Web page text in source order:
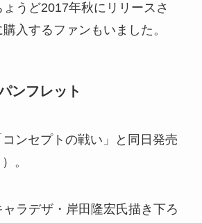
うど2017年秋にリリースさ
入するファンもいました。
ンフレット
ンセプトの戦い」と同日発売
。
ラデザ・岸田隆宏氏描き下ろ